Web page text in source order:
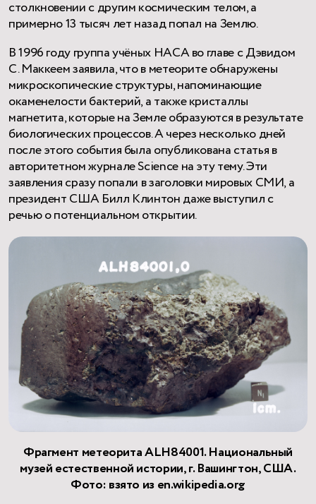
столкновении с другим космическим телом, а
примерно 13 тысяч лет назад попал на Землю.
В 1996 году группа учёных НАСА во главе с Дэвидом
С. Маккеем заявила, что в метеорите обнаружены
микроскопические структуры, напоминающие
окаменелости бактерий, а также кристаллы
магнетита, которые на Земле образуются в результате
биологических процессов. А через несколько дней
после этого события была опубликована статья в
авторитетном журнале Science на эту тему. Эти
заявления сразу попали в заголовки мировых СМИ, а
президент США Билл Клинтон даже выступил с
речью о потенциальном открытии.
Фрагмент метеорита ALH84001. Национальный
музей естественной истории, г. Вашингтон, США.
Фото: взято из en.wikipedia.org